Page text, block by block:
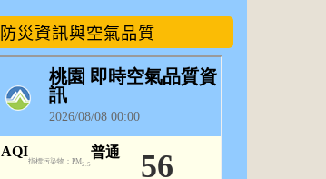
防災資訊與空氣品質